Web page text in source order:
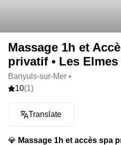
Massage 1h et
privatif • Les Elmes
Banyuls-sur-Mer •
10(1)
Translate
💎 Massage 1h et accès spa